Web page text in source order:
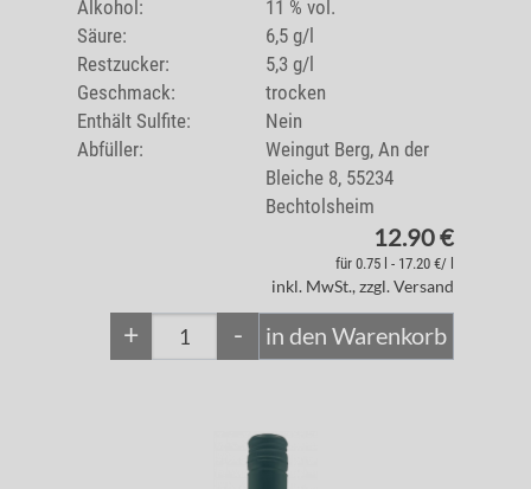
Alkohol:
11 % vol.
Säure:
6,5 g/l
Restzucker:
5,3 g/l
Geschmack:
trocken
Enthält Sulfite:
Nein
Abfüller:
Weingut Berg, An der
Bleiche 8, 55234
Bechtolsheim
12.90 €
für 0.75 l - 17.20 €/ l
inkl. MwSt., zzgl. Versand
+ - in den Warenkorb